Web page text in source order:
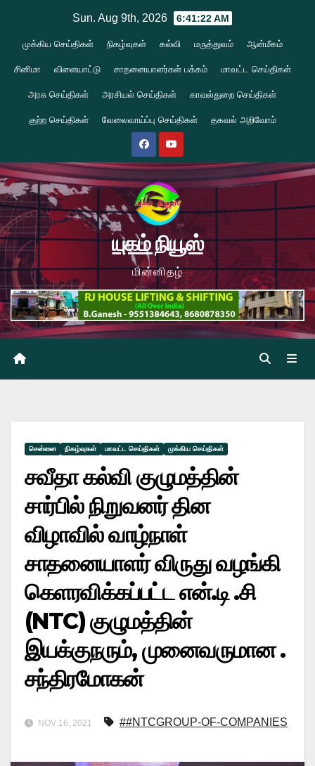
content
Sun. Aug 9th, 2026 6:41:23 AM
முக்கிய செய்திகள் நிகழ்வுகள் கல்வி மருத்துவம் ஆன்மீகம்
சினிமா விளையாட்டு சாதனையாளர்கள் பக்கம் மாவட்ட செய்திகள்
அரசு செய்திகள் அரசியல் செய்திகள் காவல்துறை செய்திகள்
குற்ற செய்திகள் வேலைவாய்ப்பு செய்திகள் தகவல் அறிவோம்
யுகம் நியூஸ்
மின்னிதழ்
சென்னை நிகழ்வுகள் மாவட்ட செய்திகள் முக்கிய செய்திகள்
சவீதா கல்வி குழுமத்தின்
சார்பில் நிறுவனர் தின
விழாவில் வாழ்நாள்
சாதனையாளர் விருது வழங்கி
கெளரவிக்கப்பட்ட என்.டி .சி
(NTC) குழுமத்தின்
இயக்குநரும், முனைவருமான .
சந்திரமோகன்
NOV 16, 2021 ##NTCGROUP-OF-COMPANIES